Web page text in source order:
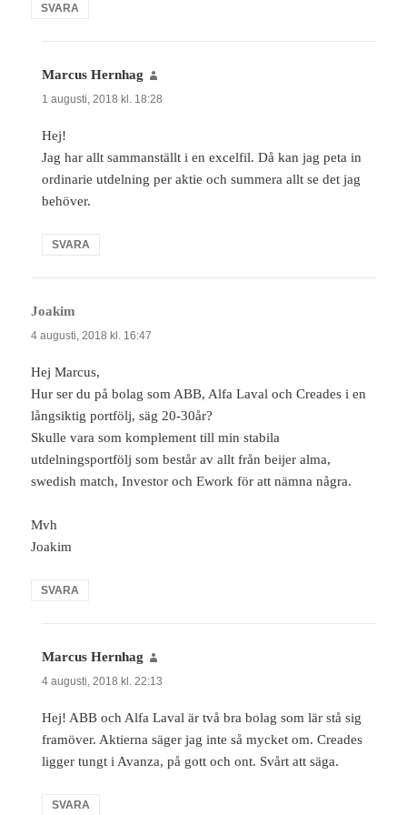
SVARA
Marcus Hernhag
1 augusti, 2018 kl. 18:28
Hej!
Jag har allt sammanställt i en excelfil. Då kan jag peta in
ordinarie utdelning per aktie och summera allt se det jag
behöver.
SVARA
Joakim
4 augusti, 2018 kl. 16:47
Hej Marcus,
Hur ser du på bolag som ABB, Alfa Laval och Creades i en
långsiktig portfölj, säg 20-30år?
Skulle vara som komplement till min stabila
utdelningsportfölj som består av allt från beijer alma,
swedish match, Investor och Ework för att nämna några.
Mvh
Joakim
SVARA
Marcus Hernhag
4 augusti, 2018 kl. 22:13
Hej! ABB och Alfa Laval är två bra bolag som lär stå sig
framöver. Aktierna säger jag inte så mycket om. Creades
ligger tungt i Avanza, på gott och ont. Svårt att säga.
SVARA